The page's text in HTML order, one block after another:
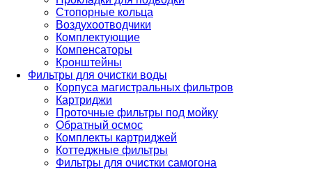
Стопорные кольца
Воздухоотводчики
Комплектующие
Компенсаторы
Кронштейны
Фильтры для очистки воды
Корпуса магистральных фильтров
Картриджи
Проточные фильтры под мойку
Обратный осмос
Комплекты картриджей
Коттеджные фильтры
Фильтры для очистки самогона